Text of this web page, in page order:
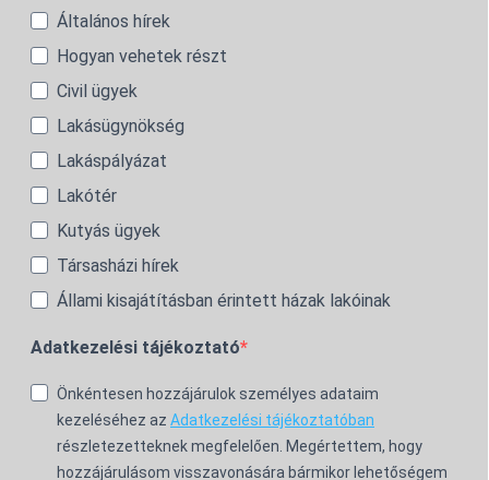
Általános hírek
Hogyan vehetek részt
Civil ügyek
Lakásügynökség
Lakáspályázat
Lakótér
Kutyás ügyek
Társasházi hírek
Állami kisajátításban érintett házak lakóinak
Adatkezelési tájékoztató
Önkéntesen hozzájárulok személyes adataim
kezeléséhez az Adatkezelési tájékoztatóban
részletezetteknek megfelelően. Megértettem, hogy
hozzájárulásom visszavonására bármikor lehetőségem